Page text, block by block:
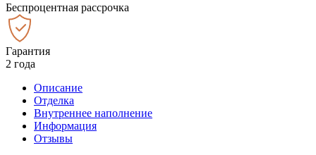
Беспроцентная рассрочка
Гарантия
2 года
Описание
Отделка
Внутреннее наполнение
Информация
Отзывы